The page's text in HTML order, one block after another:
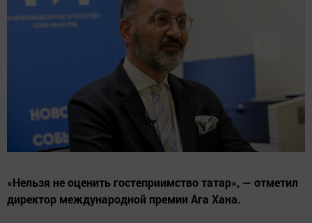
«Нельзя не оценить гостеприимство татар», — отметил
директор международной премии Ага Хана.